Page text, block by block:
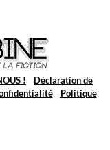
!
Déclaration de
Politique